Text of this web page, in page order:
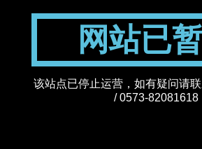
网站已
该站点已停止运营，如有疑问请
/ 0573-82081618